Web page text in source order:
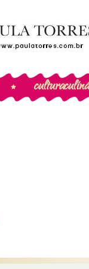
cultura